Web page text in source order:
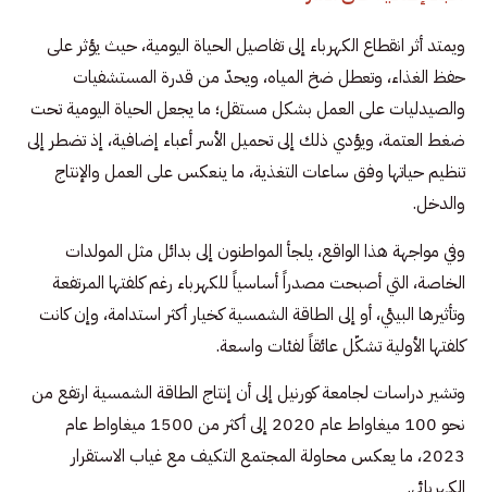
ويمتد أثر انقطاع الكهرباء إلى تفاصيل الحياة اليومية، حيث يؤثر على
حفظ الغذاء، وتعطل ضخ المياه، ويحدّ من قدرة المستشفيات
والصيدليات على العمل بشكل مستقل؛ ما يجعل الحياة اليومية تحت
ضغط العتمة، ويؤدي ذلك إلى تحميل الأسر أعباء إضافية، إذ تضطر إلى
تنظيم حياتها وفق ساعات التغذية، ما ينعكس على العمل والإنتاج
والدخل.
وفي مواجهة هذا الواقع، يلجأ المواطنون إلى بدائل مثل المولدات
الخاصة، التي أصبحت مصدراً أساسياً للكهرباء رغم كلفتها المرتفعة
وتأثيرها البيئي، أو إلى الطاقة الشمسية كخيار أكثر استدامة، وإن كانت
كلفتها الأولية تشكّل عائقاً لفئات واسعة.
وتشير دراسات لجامعة كورنيل إلى أن إنتاج الطاقة الشمسية ارتفع من
نحو 100 ميغاواط عام 2020 إلى أكثر من 1500 ميغاواط عام
2023، ما يعكس محاولة المجتمع التكيف مع غياب الاستقرار